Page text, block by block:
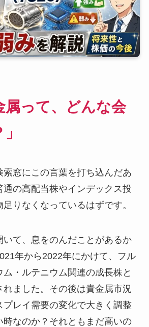
属って、どんな会
窓にこの言葉を打ち込んだあ
通の高配当株やインデックス投
りなくなっているはずです。
いて、息をのんだことがあるか
年から2022年にかけて、フル
・ルテニウム関連の成長株と
れました。その後は貴金属市況
プレイ需要の変化で大きく調整
時なのか？それともまだ高いの